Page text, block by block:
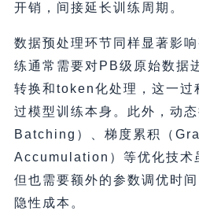
开销，间接延长训练周期。
数据预处理环节同样显著影
练通常需要对PB级原始数据
转换和token化处理，这一过
过模型训练本身。此外，动
Batching）、梯度累积（
Accumulation）等优化技术
但也需要额外的参数调优时
隐性成本。